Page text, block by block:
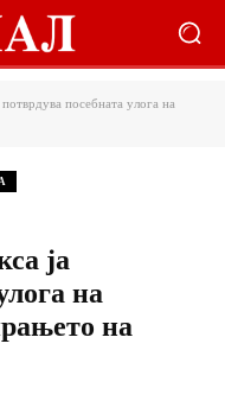
посебната улога на
ја
на
на